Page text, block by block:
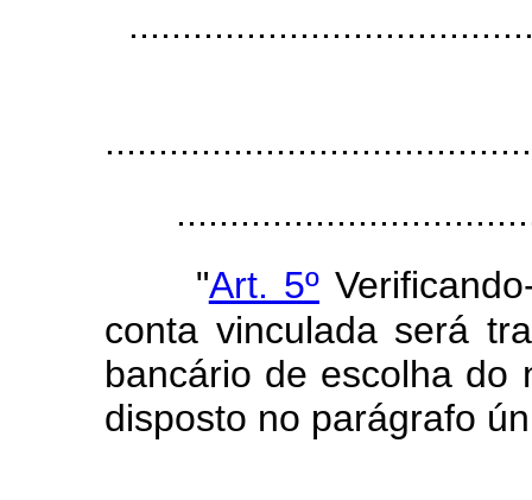
"Art. 5º
conta vinculada será
bancário de escolha do
disposto no parágrafo